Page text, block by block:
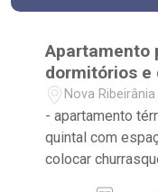
Apartamento
dormitórios e
Nova
- apartamento
quintal com
colocar